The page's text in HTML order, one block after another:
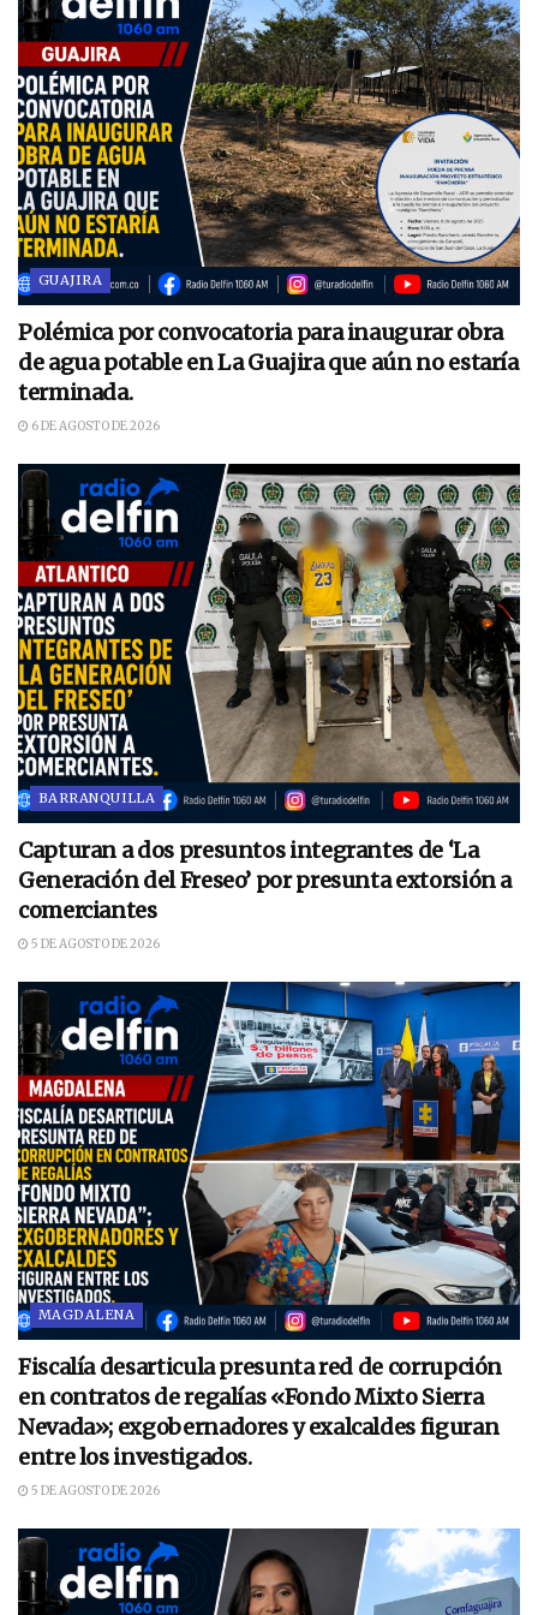
GUAJIRA
Polémica por convocatoria para inaugurar obra
de agua potable en La Guajira que aún no estaría
terminada.
6 DE AGOSTO DE 2026
BARRANQUILLA
Capturan a dos presuntos integrantes de ‘La
Generación del Freseo’ por presunta extorsión a
comerciantes
5 DE AGOSTO DE 2026
MAGDALENA
Fiscalía desarticula presunta red de corrupción
en contratos de regalías «Fondo Mixto Sierra
Nevada»; exgobernadores y exalcaldes figuran
entre los investigados.
5 DE AGOSTO DE 2026